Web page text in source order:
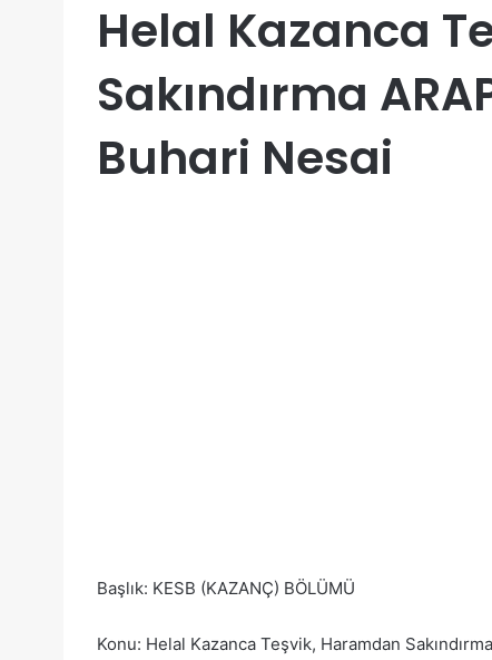
Helal Kazanca
Sakındırma
Buhari Nesai
Başlık: KESB (KAZANÇ) BÖLÜMÜ
Konu: Helal Kazanca Teşvik, Haramdan Sakındırma